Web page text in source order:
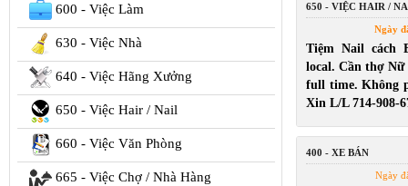
600 - Việc Làm
630 - Việc Nhà
640 - Việc Hãng Xưởng
650 - Việc Hair / Nail
660 - Việc Văn Phòng
665 - Việc Chợ / Nhà Hàng
650 - VIỆC HAIR /
Ngày
Tiệm Nail cách
local. Cần thợ Nữ
full time. Không
Xin L/L 714-908-
400 - XE BÁN
Ngày